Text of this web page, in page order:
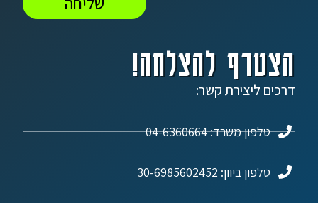
הצטרף להצלחה!
דרכים ליצירת קשר:
טלפון משרד: 04-6360664
טלפון ביוון: 30-6985602452